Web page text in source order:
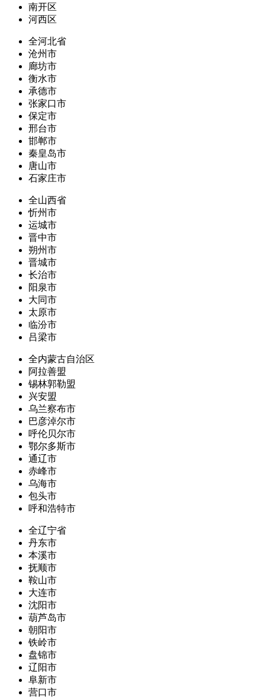
南开区
河西区
全河北省
沧州市
廊坊市
衡水市
承德市
张家口市
保定市
邢台市
邯郸市
秦皇岛市
唐山市
石家庄市
全山西省
忻州市
运城市
晋中市
朔州市
晋城市
长治市
阳泉市
大同市
太原市
临汾市
吕梁市
全内蒙古自治区
阿拉善盟
锡林郭勒盟
兴安盟
乌兰察布市
巴彦淖尔市
呼伦贝尔市
鄂尔多斯市
通辽市
赤峰市
乌海市
包头市
呼和浩特市
全辽宁省
丹东市
本溪市
抚顺市
鞍山市
大连市
沈阳市
葫芦岛市
朝阳市
铁岭市
盘锦市
辽阳市
阜新市
营口市